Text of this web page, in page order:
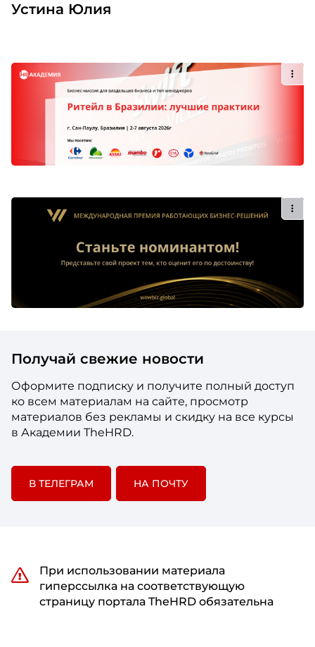
Устина Юлия
Получай свежие новости
Оформите подписку и получите полный доступ
ко всем материалам на сайте, просмотр
материалов без рекламы и скидку на все курсы
в Академии TheHRD.
В ТЕЛЕГРАМ НА ПОЧТУ
При использовании материала
гиперссылка на соответствующую
страницу портала TheHRD обязательна